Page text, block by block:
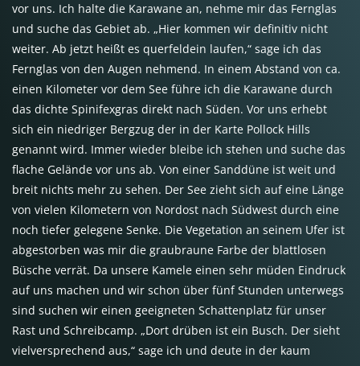
vor uns. Ich halte die Karawane an, nehme mir das Fernglas
und suche das Gebiet ab. „Hier kommen wir definitiv nicht
weiter. Ab jetzt heißt es querfeldein laufen,“ sage ich das
Fernglas von den Augen nehmend. In einem Abstand von ca.
einen Kilometer vor dem See führe ich die Karawane durch
das dichte Spinifexgras direkt nach Süden. Vor uns erhebt
sich ein niedriger Bergzug der in der Karte Pollock Hills
genannt wird. Immer wieder bleibe ich stehen und suche das
flache Gelände vor uns ab. Von einer Sanddüne ist weit und
breit nichts mehr zu sehen. Der See zieht sich auf eine Länge
von vielen Kilometern von Nordost nach Südwest durch eine
noch tiefer gelegene Senke. Die Vegetation an seinem Ufer ist
abgestorben was mir die graubraune Farbe der blattlosen
Büsche verrät. Da unsere Kamele einen sehr müden Eindruck
auf uns machen und wir schon über fünf Stunden unterwegs
sind suchen wir einen geeigneten Schattenplatz für unser
Rast und Schreibcamp. „Dort drüben ist ein Busch. Der sieht
vielversprechend aus,“ sage ich und deute in der kaum